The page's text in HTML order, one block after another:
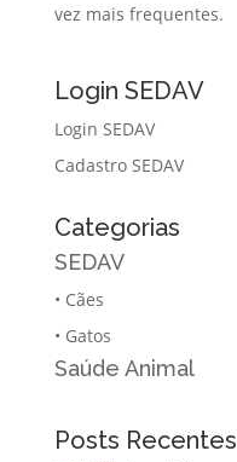
vez mais frequentes.
Login SEDAV
Login SEDAV
Cadastro SEDAV
Categorias
SEDAV
• Cães
• Gatos
Saúde Animal
Posts Recentes